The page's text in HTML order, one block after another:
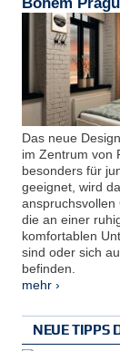
Das neue
im Zentrum von
besonders für
geeignet, wird
anspruchsvollen
die an einer
komfortablen
sind oder sich
befinden.
mehr ›
NEUE TIPPS